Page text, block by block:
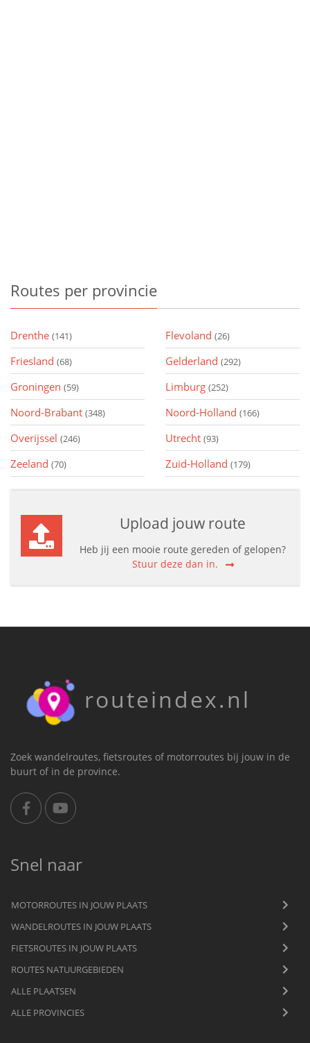
Routes per provincie
Drenthe (141) Flevoland (26)
Friesland (68) Gelderland (292)
Groningen (59) Limburg (252)
Noord-Brabant (348) Noord-Holland (166)
Overijssel (246) Utrecht (93)
Zeeland (70) Zuid-Holland (179)
Upload jouw route
Heb jij een mooie route gereden of gelopen?
Stuur deze dan in.
routeindex.nl
Zoek wandelroutes, fietsroutes of motorroutes bij jouw in de
buurt of in de province.
Snel naar
MOTORROUTES IN JOUW PLAATS
WANDELROUTES IN JOUW PLAATS
FIETSROUTES IN JOUW PLAATS
ROUTES NATUURGEBIEDEN
ALLE PLAATSEN
ALLE PROVINCIES